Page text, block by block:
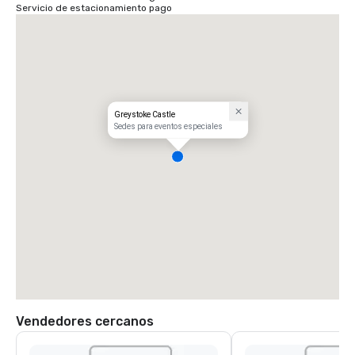
Servicio de estacionamiento pago
Greystoke Castle
Sedes para eventos especiales
Vendedores cercanos